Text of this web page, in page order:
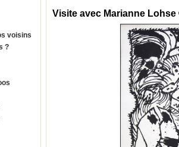
chez nos voisins
?
Visite avec Marianne Lohse